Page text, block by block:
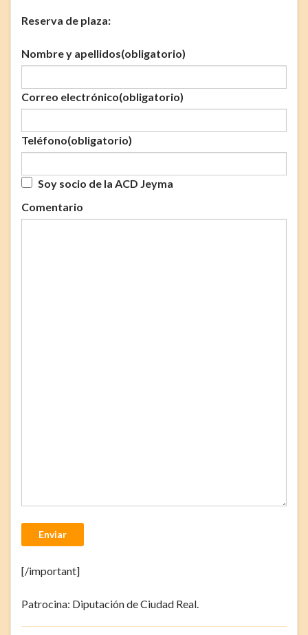
Reserva de plaza:
Nombre y apellidos(obligatorio)
Correo electrónico(obligatorio)
Teléfono(obligatorio)
Soy socio de la ACD Jeyma
Comentario
Enviar
[/important]
Patrocina: Diputación de Ciudad Real.